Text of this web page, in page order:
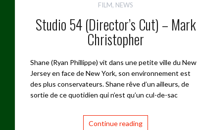
FILM, NEWS
Studio 54 (Director’s Cut) – Mark
Christopher
Shane (Ryan Phillippe) vit dans une petite ville du New
Jersey en face de New York, son environnement est
des plus conservateurs. Shane rêve d’un ailleurs, de
sortie de ce quotidien qui n’est qu’un cul-de-sac
Continue reading